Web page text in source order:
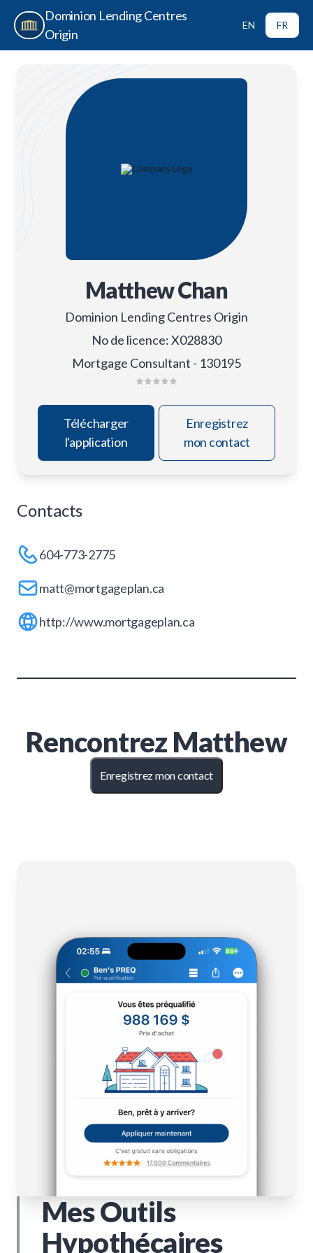
Dominion Lending Centres
Origin
EN FR
Matthew Chan
Dominion Lending Centres Origin
No de licence:X028830
Mortgage Consultant - 130195
Télécharger
l'application
Enregistrez
mon contact
Contacts
604-773-2775
matt@mortgageplan.ca
http://www.mortgageplan.ca
Rencontrez Matthew
Enregistrez mon contact
Mes Outils
Hypothécaires